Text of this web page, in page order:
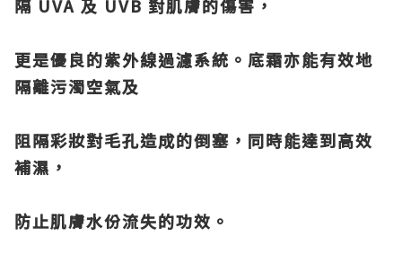
隔 UVA 及 UVB 對肌膚的傷害，
更是優良的紫外線過濾系統。底霜亦能有效地
隔離污濁空氣及
阻隔彩妝對毛孔造成的倒塞，同時能達到高效
補濕，
防止肌膚水份流失的功效。